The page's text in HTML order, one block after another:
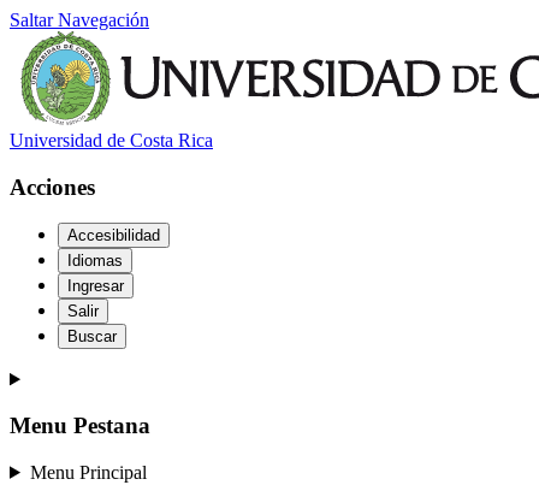
Saltar Navegación
Universidad de Costa Rica
Acciones
Accesibilidad
Idiomas
Ingresar
Salir
Buscar
Menu Pestana
Menu Principal